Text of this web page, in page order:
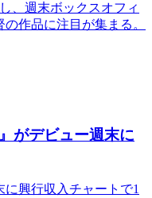
、週末ボックスオフィ
作品に注目が集まる。
がデビュー週末に
興行収入チャートで1